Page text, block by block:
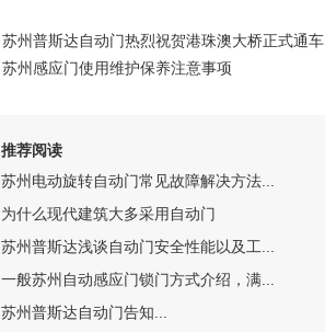
苏州普斯达自动门热烈祝贺港珠澳大桥正式通车
苏州感应门​使用维护保养注意事项
推荐阅读
苏州电动旋转自动门常见故障解决方法...
为什么现代建筑大多采用自动门
苏州普斯达浅谈自动门安全性能以及工...
一般苏州自动感应门锁门方式介绍，满...
苏州普斯达自动门​告知...